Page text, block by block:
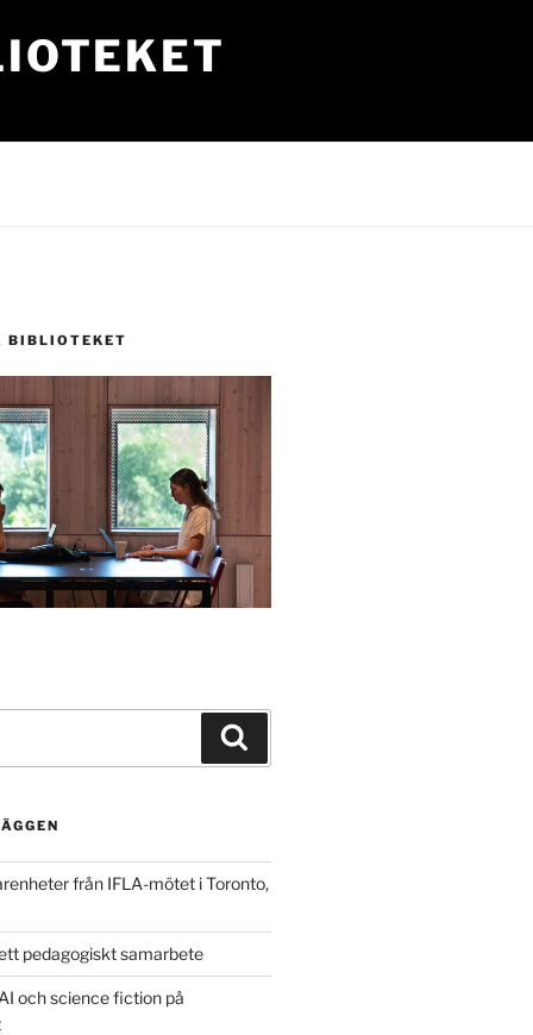
BIBLIOTEKET
från IFLA-mötet i Toronto,
pedagogiskt samarbete
och science fiction på